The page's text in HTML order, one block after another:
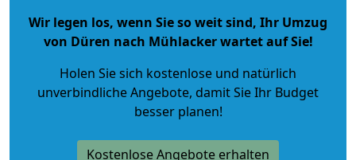
Wir legen los, wenn Sie so weit sind, Ihr Umzug
von Düren nach Mühlacker wartet auf Sie!
Holen Sie sich kostenlose und natürlich
unverbindliche Angebote, damit Sie Ihr Budget
besser planen!
Kostenlose Angebote erhalten